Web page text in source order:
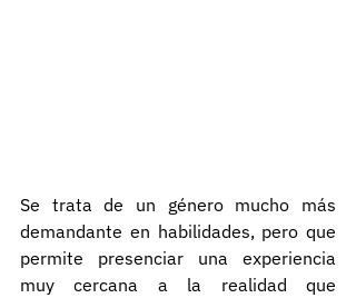
Se trata de un género mucho más
demandante en habilidades, pero que
permite presenciar una experiencia
muy cercana a la realidad que